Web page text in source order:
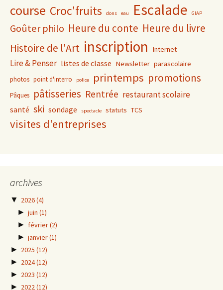
course Croc'fruits dons eau Escalade GIAP
Goûter philo Heure du conte Heure du livre
Histoire de l'Art inscription Internet
Lire & Penser listes de classe Newsletter parascolaire
photos point d'interro police printemps promotions
Pâques pâtisseries Rentrée restaurant scolaire
santé ski sondage spectacle statuts TCS
visites d'entreprises
archives
▼ 2026(4)
► juin (1)
► février(2)
► janvier(1)
► 2025 (12)
► 2024(12)
► 2023 (12)
► 2022(12)